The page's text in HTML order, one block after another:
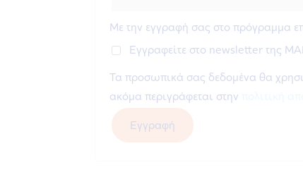
Με την εγγραφή σας στο πρόγραμμα
Εγγραφείτε στο newsletter της
Τα προσωπικά σας δεδομένα θα
ακόμα περιγράφεται στην
Εγγραφή